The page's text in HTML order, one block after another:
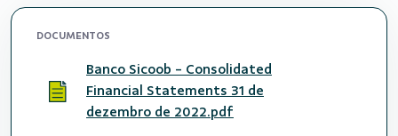
DOCUMENTOS
Banco Sicoob - Consolidated
Financial Statements 31 de
dezembro de 2022.pdf